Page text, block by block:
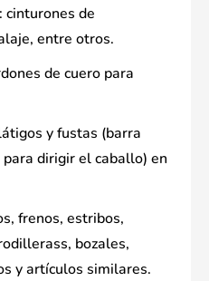
cinturones de
entre otros.
de cuero para
y fustas (barra
dirigir el caballo) en
frenos, estribos,
bozales,
y artículos similares.